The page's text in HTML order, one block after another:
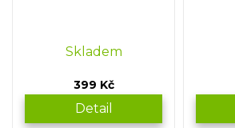
Skladem
399 Kč
Detail